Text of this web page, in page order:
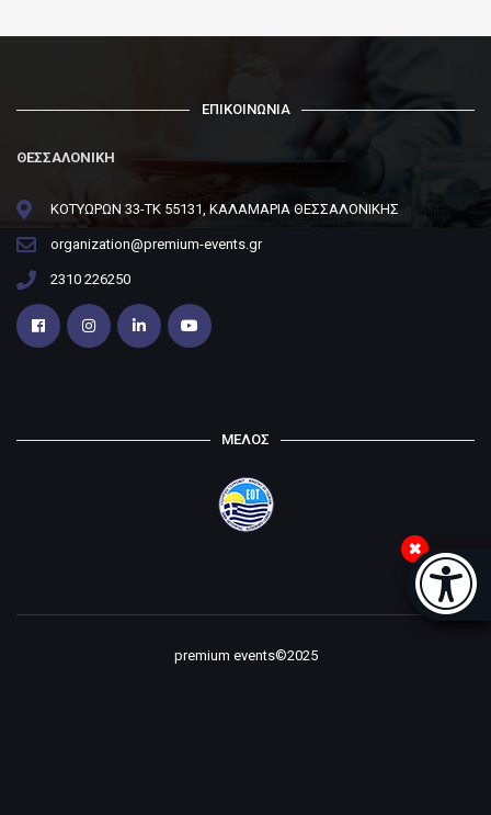
Μπάρα
ΕΠΙΚΟΙΝΩΝΙΑ
ΘΕΣΣΑΛΟΝΙΚΗ
ΚΟΤΥΩΡΩΝ 33-ΤΚ 55131, ΚΑΛΑΜΑΡΙΑ ΘΕΣΣΑΛΟΝΙΚΗΣ
organization@premium-events.gr
2310 226250
ΜΕΛΟΣ
premium events©2025